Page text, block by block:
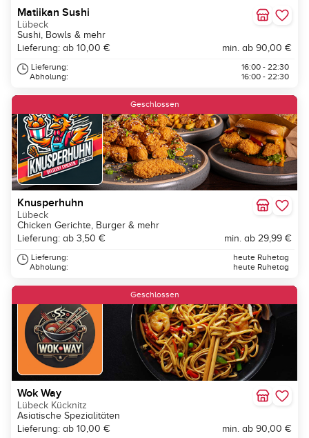
Matiikan Sushi
Lübeck
Sushi, Bowls & mehr
Lieferung: ab 10,00 €
min. ab 90,00 €
Lieferung:
Abholung:
16:00 - 22:30
16:00 - 22:30
Geschlossen
Knusperhuhn
Lübeck
Chicken Gerichte, Burger & mehr
Lieferung: ab 3,50 €
min. ab 29,99 €
Lieferung:
Abholung:
heute Ruhetag
heute Ruhetag
Geschlossen
Wok Way
Lübeck Kücknitz
Asiatische Spezialitäten
Lieferung: ab 10,00 €
min. ab 90,00 €